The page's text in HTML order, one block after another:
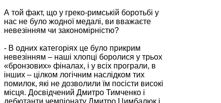
А той факт, що у греко-римській боротьбі у
нас не було жодної медалі, ви вважаєте
невезінням чи закономірністю?
- В одних категоріях це було прикрим
невезінням – наші хлопці боролися у трьох
«бронзових» фіналах, і у всіх програли, в
інших – цілком логічним наслідком тих
помилок, які не дозволили їм посісти високі
місця. Досвідчений Дмитро Тимченко і
дебютанти чемпіонату Дмитро Цимбалюк і